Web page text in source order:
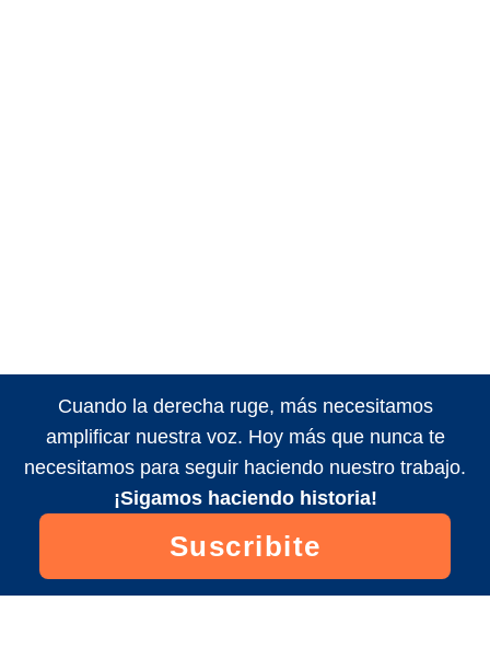
Cuando la derecha ruge, más necesitamos
amplificar nuestra voz. Hoy más que nunca te
necesitamos para seguir haciendo nuestro trabajo.
¡Sigamos haciendo historia!
Suscribite